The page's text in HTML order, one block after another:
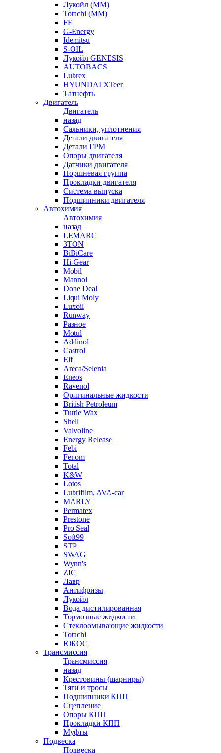
Лукойл (ММ)
Totachi (MM)
FF
G-Energy
Idemitsu
S-OIL
Лукойл GENESIS
AUTOBACS
Lubrex
HYUNDAI XTeer
Татнефть
Двигатель
Двигатель
назад
Сальники, уплотнения
Детали двигателя
Детали ГРМ
Опоры двигателя
Датчики двигателя
Поршневая группа
Прокладки двигателя
Система выпуска
Подшипники двигателя
Автохимия
Автохимия
назад
LEMARC
3TON
BiBiCare
Hi-Gear
Mobil
Mannol
Done Deal
Liqui Moly
Luxoil
Runway
Разное
Motul
Addinol
Castrol
Elf
Areca/Selenia
Eneos
Ravenol
Оригинальные жидкости
British Petroleum
Turtle Wax
Shell
Valvoline
Energy Release
Febi
Fenom
Total
K&W
Lotos
Lubrifilm, AVA-car
MARLY
Permatex
Prestone
Pro Seal
Soft99
STP
SWAG
Wynn's
ZIC
Лавр
Антифризы
Лукойл
Вода дистилированная
Тормозные жидкости
Стеклоомывающие жидкости
Totachi
ЮКОС
Трансмиссия
Трансмиссия
назад
Крестовины (шарниры)
Тяги и тросы
Подшипники КПП
Сцепление
Опоры КПП
Прокладки КПП
Муфты
Подвеска
Подвеска